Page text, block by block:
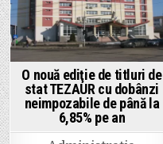
cererilor
de
plată
până
la
data
de
12
iunie
2024
inclusiv!
in
O nouă ediţie de titluri de
stat TEZAUR cu dobânzi
neimpozabile de până la
6,85% pe an